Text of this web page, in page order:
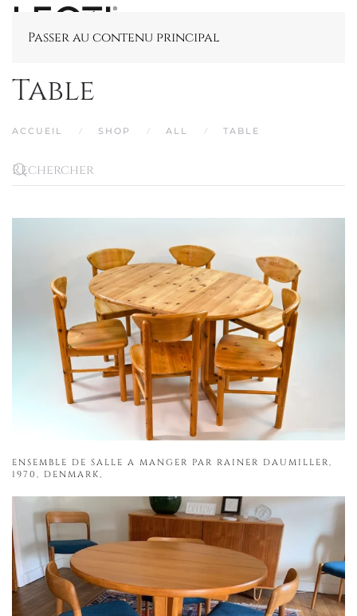
Passer au contenu principal
Table
ACCUEIL SHOP ALL TABLE
ENSEMBLE DE SALLE A MANGER PAR RAINER DAUMILLER,
1970, DENMARK,